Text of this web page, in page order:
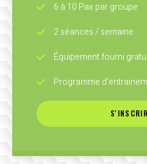
6 à 10 Pax par groupe
2 séances / semaine
Équipement fourni
Programme